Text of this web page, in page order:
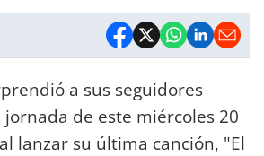
a sus seguidores
de este miércoles 20
lanzar su última canción, "El